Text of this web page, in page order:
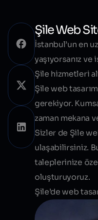
Şile Web
İstanbul’un en
yaşıyorsanız
Şile hizmetleri
Şile web tasarım
gerekiyor.
zaman mekana
Sizler de Şile
ulaşabilirsiniz.
taleplerinize
oluşturuyoruz.
Şile’de web